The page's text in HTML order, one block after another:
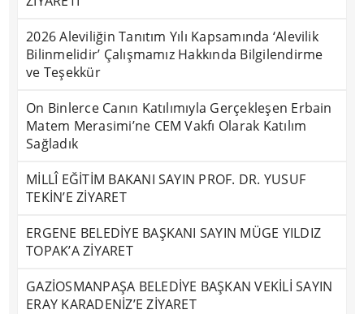
2026 Aleviliğin Tanıtım Yılı Kapsamında ‘Alevilik
Bilinmelidir’ Çalışmamız Hakkında Bilgilendirme
ve Teşekkür
On Binlerce Canın Katılımıyla Gerçekleşen Erbain
Matem Merasimi’ne CEM Vakfı Olarak Katılım
Sağladık
MİLLÎ EĞİTİM BAKANI SAYIN PROF. DR. YUSUF
TEKİN’E ZİYARET
ERGENE BELEDİYE BAŞKANI SAYIN MÜGE YILDIZ
TOPAK’A ZİYARET
GAZİOSMANPAŞA BELEDİYE BAŞKAN VEKİLİ SAYIN
ERAY KARADENİZ’E ZİYARET